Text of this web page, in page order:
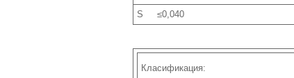
S ≤0,040
Класификация: